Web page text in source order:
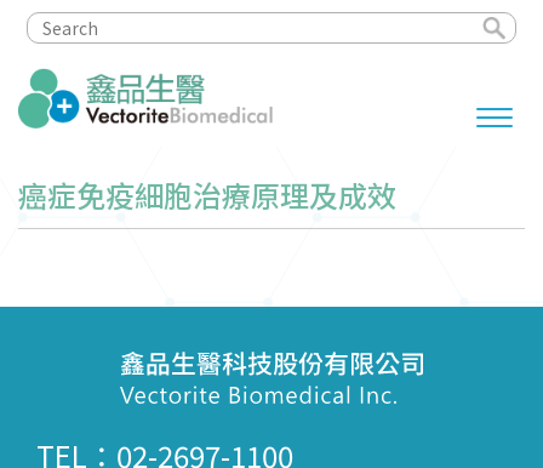
癌症免疫細胞治療原理及成效
TEL：02-2697-1100